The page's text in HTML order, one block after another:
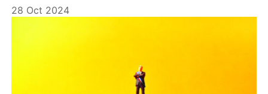
y
28 Oct 2024